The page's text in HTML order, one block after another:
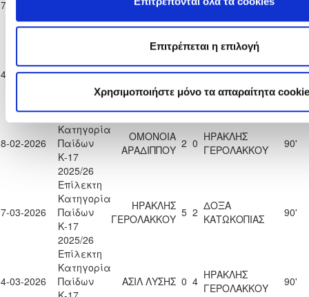
Επιτρέπεται η επιλογή
Χρησιμοποιήστε μόνο τα απαραίτητα
02-2026
Κ-17
2025/26
ΑΚΡΙΤΑΣ
ΜΟΡΦΟΥ
4 1
02-2026
Παίδων
ΗΡΑΚΛΗΣ 1 3 ΜΕΑΠ ΠΕΡΑ
90'
02-2026
Επίλεκτη
Κατηγορία
Παίδων
Κ-17
2025/26
ΟΜΟΝΟΙΑ
ΑΡΑΔΙΠΠΟΥ 2 0 ΗΡΑΚΛΗΣ
ΓΕΡΟΛΑΚΚΟΥ
90'
03-2026
Επίλεκτη
Κατηγορία
Παίδων
Κ-17
2025/26
ΗΡΑΚΛΗΣ
ΓΕΡΟΛΑΚΚΟΥ 5 2 ΔΟΞΑ
ΚΑΤΩΚΟΠΙΑΣ
90'
03-2026
Επίλεκτη
Κατηγορία
Παίδων
ΑΣΙΛ ΛΥΣΗΣ 0 4 ΗΡΑΚΛΗΣ
ΓΕΡΟΛΑΚΚΟΥ
90'